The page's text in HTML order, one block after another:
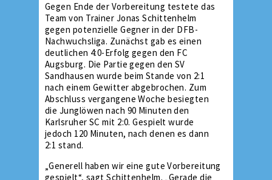
Gegen Ende der Vorbereitung testete das
Team von Trainer Jonas Schittenhelm
gegen potenzielle Gegner in der DFB-
Nachwuchsliga. Zunächst gab es einen
deutlichen 4:0-Erfolg gegen den FC
Augsburg. Die Partie gegen den SV
Sandhausen wurde beim Stande von 2:1
nach einem Gewitter abgebrochen. Zum
Abschluss vergangene Woche besiegten
die Junglöwen nach 90 Minuten den
Karlsruher SC mit 2:0. Gespielt wurde
jedoch 120 Minuten, nach denen es dann
2:1 stand.
„Generell haben wir eine gute Vorbereitung
gespielt“, sagt Schittenhelm. „Gerade die